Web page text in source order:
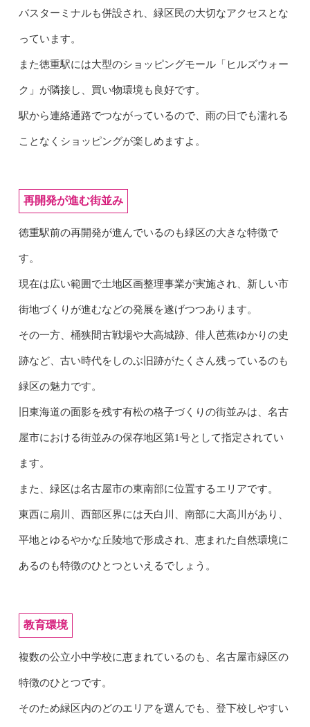
バスターミナルも併設され、緑区民の大切なアクセスとな
っています。
また徳重駅には大型のショッピングモール「ヒルズウォー
ク」が隣接し、買い物環境も良好です。
駅から連絡通路でつながっているので、雨の日でも濡れる
ことなくショッピングが楽しめますよ。
再開発が進む街並み
徳重駅前の再開発が進んでいるのも緑区の大きな特徴で
す。
現在は広い範囲で土地区画整理事業が実施され、新しい市
街地づくりが進むなどの発展を遂げつつあります。
その一方、桶狭間古戦場や大高城跡、俳人芭蕉ゆかりの史
跡など、古い時代をしのぶ旧跡がたくさん残っているのも
緑区の魅力です。
旧東海道の面影を残す有松の格子づくりの街並みは、名古
屋市における街並みの保存地区第1号として指定されてい
ます。
また、緑区は名古屋市の東南部に位置するエリアです。
東西に扇川、西部区界には天白川、南部に大高川があり、
平地とゆるやかな丘陵地で形成され、恵まれた自然環境に
あるのも特徴のひとつといえるでしょう。
教育環境
複数の公立小中学校に恵まれているのも、名古屋市緑区の
特徴のひとつです。
そのため緑区内のどのエリアを選んでも、登下校しやすい